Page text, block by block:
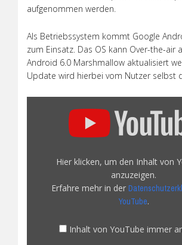
aufgenommen werden.
Als Betriebssystem kommt Google
zum Einsatz. Das OS kann Over-the-air
Android 6.0 Marshmallow aktualisiert
Update wird hierbei vom Nutzer selbst
Hier klicken, um den Inhalt von
anzuzeigen.
Erfahre mehr in der
YouTube.
Inhalt von YouTube immer